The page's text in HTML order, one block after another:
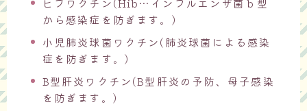
から感染症を防ぎます。)
小児肺炎球菌ワクチン(肺炎球菌による感染
症を防ぎます。)
B型肝炎ワクチン(B型肝炎の予防、母子感染
を防ぎます。)